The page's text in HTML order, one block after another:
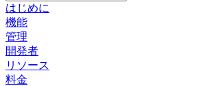
はじめに
機能
管理
開発者
リソース
料金